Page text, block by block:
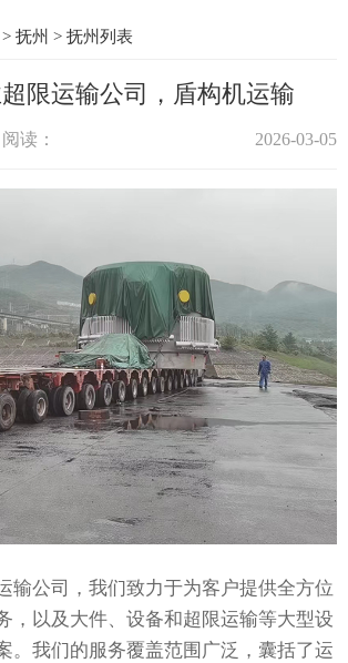
> 抚州 > 抚州列表
限运输公司，盾构机运输
阅读： 2026-03-05
输公司，我们致力于为客户提供全方位
，以及大件、设备和超限运输等大型设
。我们的服务覆盖范围广泛，囊括了运